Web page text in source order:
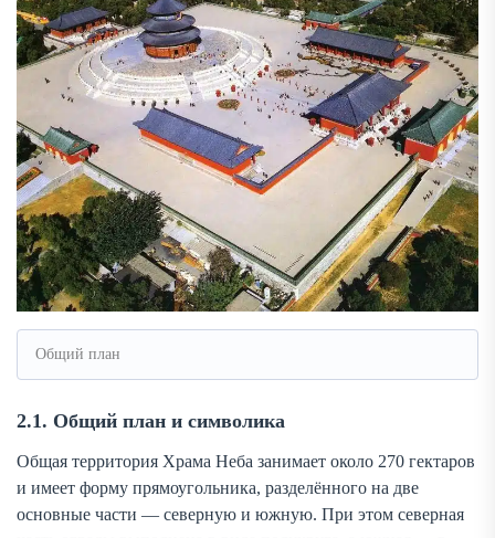
Общий план
2.1. Общий план и символика
Общая территория Храма Неба занимает около 270 гектаров
и имеет форму прямоугольника, разделённого на две
основные части — северную и южную. При этом северная